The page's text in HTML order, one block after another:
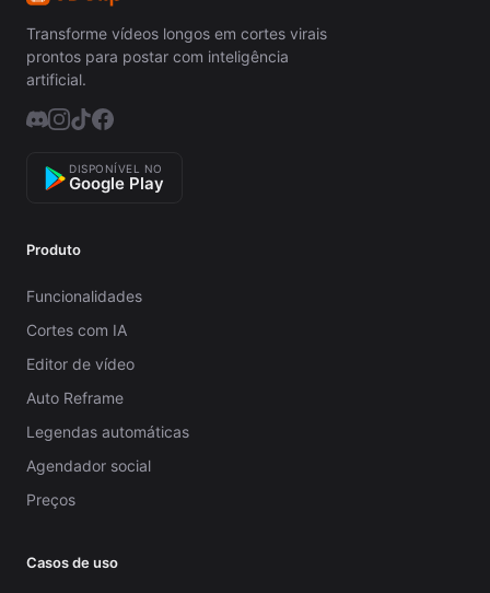
Transforme vídeos longos em cortes virais
prontos para postar com inteligência
artificial.
DISPONÍVEL NO
Google Play
Produto
Funcionalidades
Cortes com IA
Editor de vídeo
Auto Reframe
Legendas automáticas
Agendador social
Preços
Casos de uso